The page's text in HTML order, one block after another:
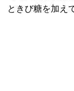
ときび糖を加え